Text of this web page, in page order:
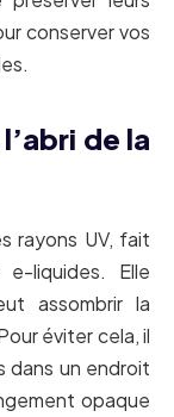
conserver vos
de la
rayons UV, fait
liquides. Elle
assombrir la
éviter cela, il
dans un endroit
opaque